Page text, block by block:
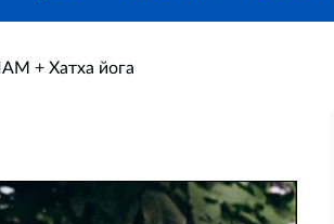
+ Хатха йога